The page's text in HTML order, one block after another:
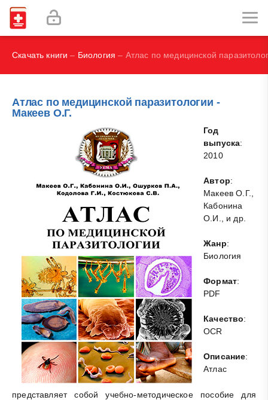
Labex Digital
Как избавиться от прыщей?
Скачать книги – Биология – Атлас по медицинской
Атлас по медицинской паразитологии -
Макеев О.Г.
Год
выпуска:
2010
Автор:
Макеев О.Г.,
Кабонина
О.И., и др.
Жанр:
Биология
Формат:
PDF
Качество:
OCR
Описание:
Атлас
представляет собой учебно-методическое пособие для